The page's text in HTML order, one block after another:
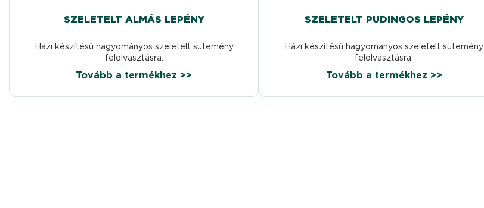
SZELETELT ALMÁS LEPÉNY
Házi készítésű hagyományos szeletelt sütemény
felolvasztásra.
Tovább a termékhez >>
SZELETELT PUDINGOS LEPÉNY
Házi készítésű hagyományos szeletelt sütemény
felolvasztásra.
Tovább a termékhez >>